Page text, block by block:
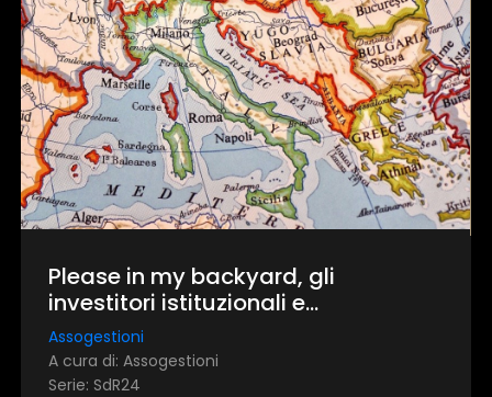
Please in my backyard, gli
investitori istituzionali e
l’allocazione all’Italia
Assogestioni
A cura di: Assogestioni
Serie: SdR24